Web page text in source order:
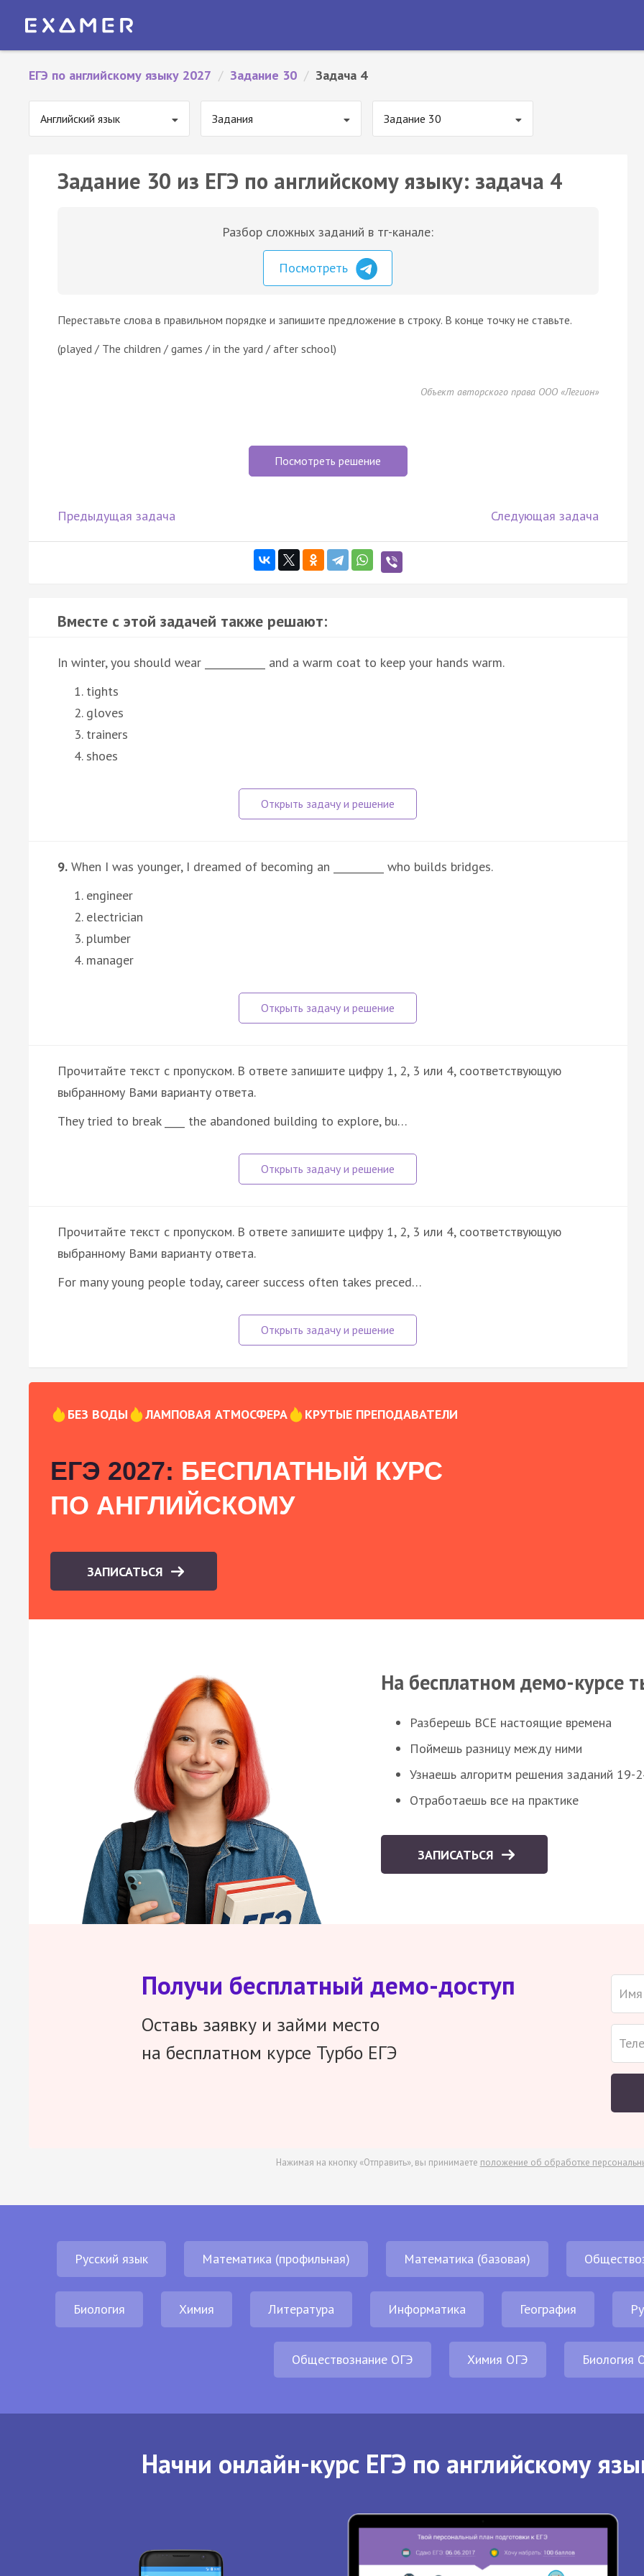
ЕГЭ по английскому языку 2027 / Задание 30 / Задача 4
Английский язык Задания Задание 30
Задание 30 из ЕГЭ по английскому языку: задача 4
Разбор сложных заданий в тг-канале:
Посмотреть
Переставьте слова в правильном порядке и запишите предложение в строку. В конце точку не ставьте.
(played / The children / games / in the yard / after school)
Объект авторского права ООО «Легион»
Посмотреть решение
Предыдущая задача Следующая задача
Вместе с этой задачей также решают:
In winter, you should wear ____________ and a warm coat to keep your hands warm.
tights
gloves
trainers
shoes
9. When I was younger, I dreamed of becoming an __________ who builds bridges.
engineer
electrician
plumber
manager
Прочитайте текст с пропуском. В ответе запишите цифру 1, 2, 3 или 4, соответствующую
выбранному Вами варианту ответа.
They tried to break ____ the abandoned building to explore, bu…
Прочитайте текст с пропуском. В ответе запишите цифру 1, 2, 3 или 4, соответствующую
выбранному Вами варианту ответа.
For many young people today, career success often takes preced…
БЕЗ ВОДЫ ЛАМПОВАЯ АТМОСФЕРА КРУТЫЕ ПРЕПОДАВАТЕЛИ
ЕГЭ 2027: БЕСПЛАТНЫЙ КУРС
ПО АНГЛИЙСКОМУ
ЗАПИСАТЬСЯ
На бесплатном демо-курсе
Разберешь ВСЕ настоящие времена
Поймешь разницу между ними
Узнаешь алгоритм решения заданий 19-
Отработаешь все на практике
ЗАПИСАТЬСЯ
Получи бесплатный демо-доступ
Оставь заявку и займи место
на бесплатном курсе Турбо ЕГЭ
Нажимая на кнопку «Отправить», вы принимаете положение об обработке
Русский язык Математика (профильная) Математика (базовая)
Биология Химия Литература Информатика География
Обществознание ОГЭ Химия ОГЭ Биология
Начни онлайн-курс ЕГЭ по английскому